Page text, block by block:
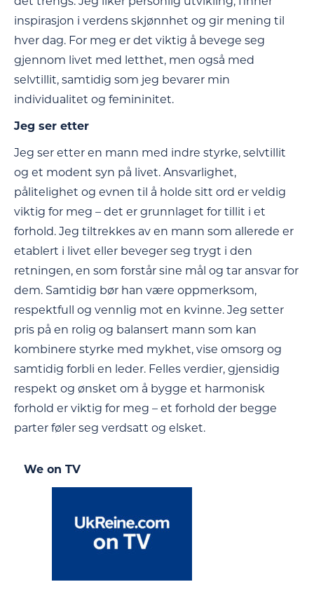
inspirasjon i verdens skjønnhet og gir mening til
hver dag. For meg er det viktig å bevege seg
gjennom livet med letthet, men også med
selvtillit, samtidig som jeg bevarer min
individualitet og femininitet.
Jeg ser etter
Jeg ser etter en mann med indre styrke, selvtillit
og et modent syn på livet. Ansvarlighet,
pålitelighet og evnen til å holde sitt ord er veldig
viktig for meg – det er grunnlaget for tillit i et
forhold. Jeg tiltrekkes av en mann som allerede er
etablert i livet eller beveger seg trygt i den
retningen, en som forstår sine mål og tar ansvar for
dem. Samtidig bør han være oppmerksom,
respektfull og vennlig mot en kvinne. Jeg setter
pris på en rolig og balansert mann som kan
kombinere styrke med mykhet, vise omsorg og
samtidig forbli en leder. Felles verdier, gjensidig
respekt og ønsket om å bygge et harmonisk
forhold er viktig for meg – et forhold der begge
parter føler seg verdsatt og elsket.
We on TV